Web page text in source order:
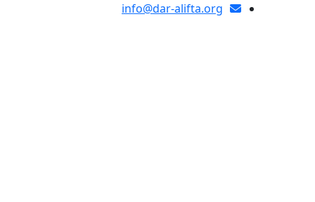
info@dar-alifta.org